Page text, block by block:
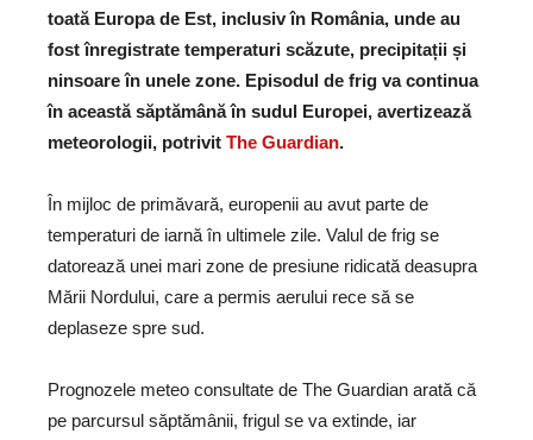
toată Europa de Est, inclusiv în România, unde au
fost înregistrate temperaturi scăzute, precipitații și
ninsoare în unele zone. Episodul de frig va continua
în această săptămână în sudul Europei, avertizează
meteorologii, potrivit The Guardian.
În mijloc de primăvară, europenii au avut parte de
temperaturi de iarnă în ultimele zile. Valul de frig se
datorează unei mari zone de presiune ridicată deasupra
Mării Nordului, care a permis aerului rece să se
deplaseze spre sud.
Prognozele meteo consultate de The Guardian arată că
pe parcursul săptămânii, frigul se va extinde, iar